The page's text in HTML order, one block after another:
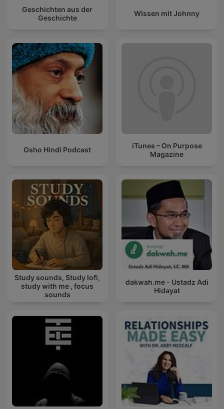
Geschichten aus der
Geschichte
Wissen mit Johnny
Osho Hindi Podcast
iTunes – On Purpose
Magazine
Study sounds, Study lofi,
study with me , focus
sounds
dakwah.me - Ustadz Adi
Hidayat